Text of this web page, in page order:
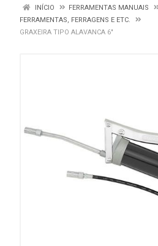
INÍCIO
FERRAMENTAS MANUAIS
FERRAMENTAS, FERRAGENS E ETC.
GRAXEIRA TIPO ALAVANCA 6"